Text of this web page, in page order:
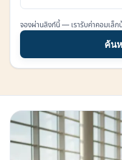
จองผ่านลิงก์นี้ — เรารับค่าคอมเล็ก
ค้น